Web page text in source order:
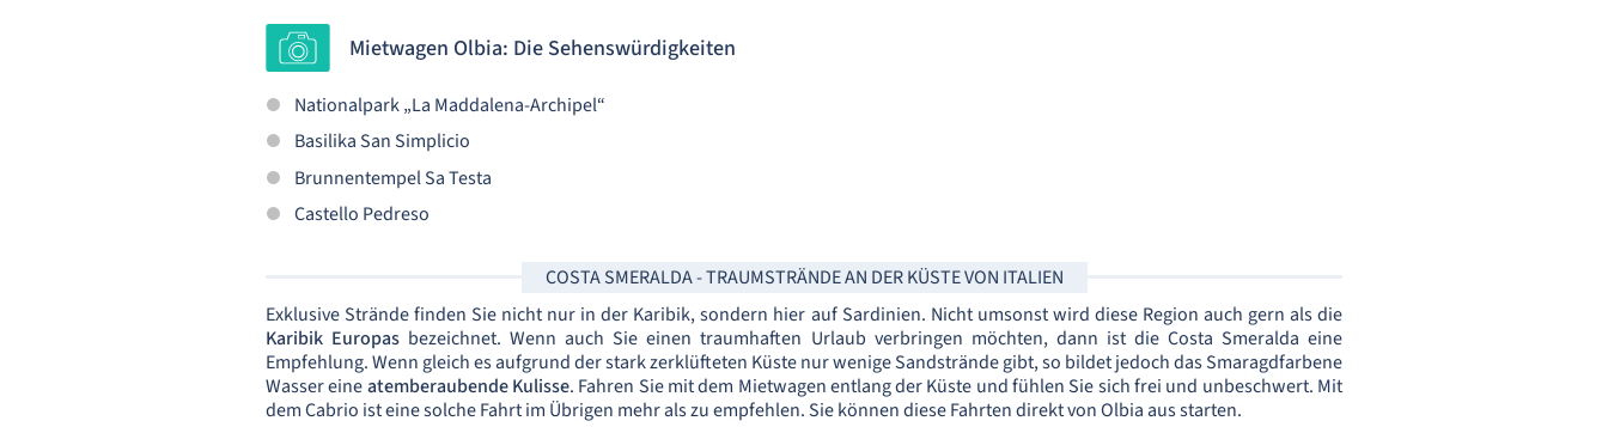
Mietwagen Olbia: Die Sehenswürdigkeiten
Nationalpark „La Maddalena-Archipel“
Basilika San Simplicio
Brunnentempel Sa Testa
Castello Pedreso
COSTA SMERALDA - TRAUMSTRÄNDE AN DER KÜSTE VON ITALIEN
Exklusive Strände finden Sie nicht nur in der Karibik, sondern hier auf Sardinien. Nicht umsonst wird diese Region auch gern als die
Karibik Europas bezeichnet. Wenn auch Sie einen traumhaften Urlaub verbringen möchten, dann ist die Costa Smeralda eine
Empfehlung. Wenn gleich es aufgrund der stark zerklüfteten Küste nur wenige Sandstrände gibt, so bildet jedoch das Smaragdfarbene
Wasser eineatemberaubende Kulisse. Fahren Sie mit dem Mietwagen entlang der Küste und fühlen Sie sich frei und unbeschwert. Mit
dem Cabrio ist eine solche Fahrt im Übrigen mehr als zu empfehlen. Sie können diese Fahrten direkt von Olbia aus starten.